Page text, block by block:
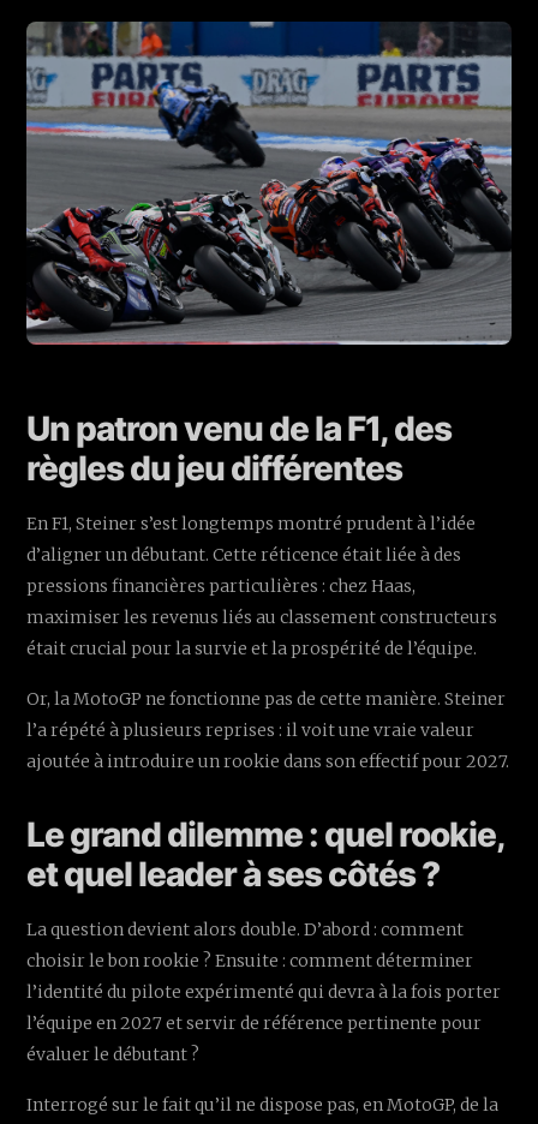
Un patron venu de la F1, des
règles du jeu différentes
En F1, Steiner s’est longtemps montré prudent à l’idée
d’aligner un débutant. Cette réticence était liée à des
pressions financières particulières : chez Haas,
maximiser les revenus liés au classement constructeurs
était crucial pour la survie et la prospérité de l’équipe.
Or, la MotoGP ne fonctionne pas de cette manière. Steiner
l’a répété à plusieurs reprises : il voit une vraie valeur
ajoutée à introduire un rookie dans son effectif pour 2027.
Le grand dilemme : quel rookie,
et quel leader à ses côtés ?
La question devient alors double. D’abord : comment
choisir le bon rookie ? Ensuite : comment déterminer
l’identité du pilote expérimenté qui devra à la fois porter
l’équipe en 2027 et servir de référence pertinente pour
évaluer le débutant ?
Interrogé sur le fait qu’il ne dispose pas, en MotoGP, de la